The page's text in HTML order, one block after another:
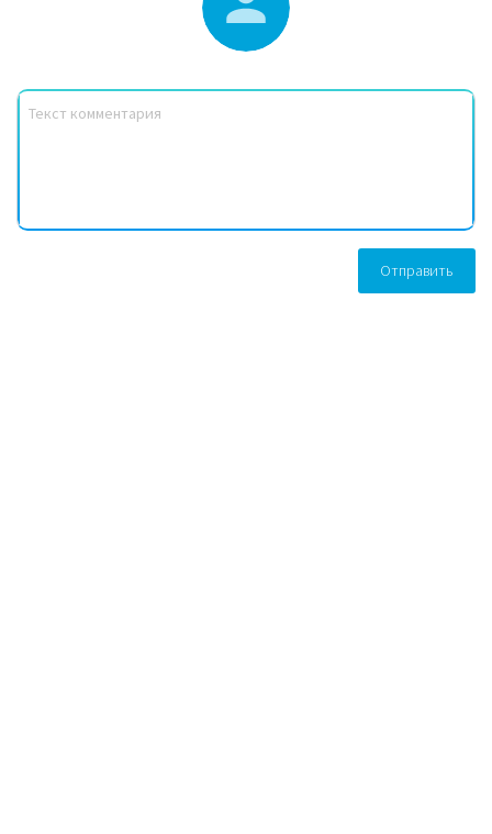
Отправить